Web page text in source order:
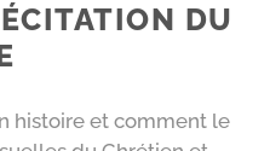
DU
histoire et comment le